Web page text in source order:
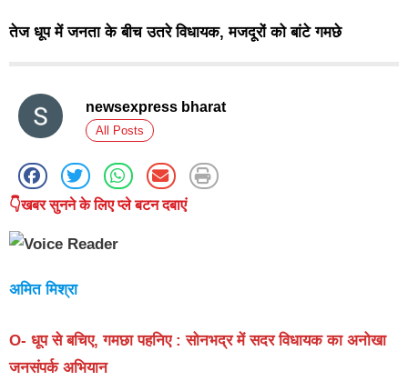
तेज धूप में जनता के बीच उतरे विधायक, मजदूरों को बांटे गमछे
newsexpress bharat
All Posts
👇खबर सुनने के लिए प्ले बटन दबाएं
अमित मिश्रा
O- धूप से बचिए, गमछा पहनिए : सोनभद्र में सदर विधायक का अनोखा
जनसंपर्क अभियान